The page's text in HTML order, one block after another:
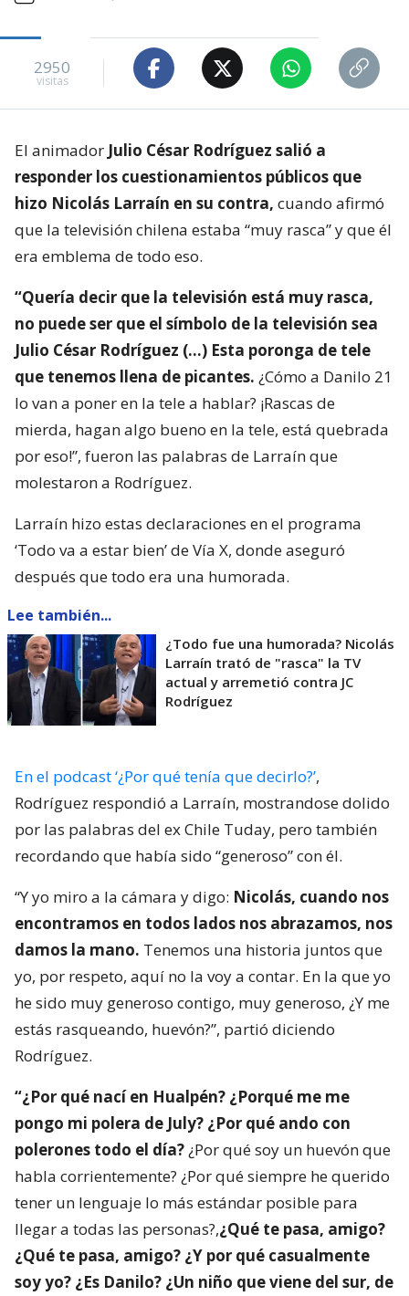
2950
visitas
El animador Julio César Rodríguez salió a
responder los cuestionamientos públicos que
hizo Nicolás Larraín en su contra, cuando afirmó
que la televisión chilena estaba “muy rasca” y que él
era emblema de todo eso.
“Quería decir que la televisión está muy rasca,
no puede ser que el símbolo de la televisión sea
Julio César Rodríguez (…) Esta poronga de tele
que tenemos llena de picantes. ¿Cómo a Danilo 21
lo van a poner en la tele a hablar? ¡Rascas de
mierda, hagan algo bueno en la tele, está quebrada
por eso!”, fueron las palabras de Larraín que
molestaron a Rodríguez.
Larraín hizo estas declaraciones en el programa
‘Todo va a estar bien’ de Vía X, donde aseguró
después que todo era una humorada.
Lee también...
¿Todo fue una humorada? Nicolás
Larraín trató de "rasca" la TV
actual y arremetió contra JC
Rodríguez
En el podcast ‘¿Por qué tenía que decirlo?’,
Rodríguez respondió a Larraín, mostrandose dolido
por las palabras del ex Chile Tuday, pero también
recordando que había sido “generoso” con él.
“Y yo miro a la cámara y digo: Nicolás, cuando nos
encontramos en todos lados nos abrazamos, nos
damos la mano. Tenemos una historia juntos que
yo, por respeto, aquí no la voy a contar. En la que yo
he sido muy generoso contigo, muy generoso, ¿Y me
estás rasqueando, huevón?”, partió diciendo
Rodríguez.
“¿Por qué nací en Hualpén? ¿Porqué me me
pongo mi polera de July? ¿Por qué ando con
polerones todo el día?¿Por qué soy un huevón que
habla corrientemente? ¿Por qué siempre he querido
tener un lenguaje lo más estándar posible para
llegar a todas las personas?,¿Qué te pasa, amigo?
¿Qué te pasa, amigo? ¿Y por qué casualmente
soy yo? ¿Es Danilo? ¿Un niño que viene del sur, de